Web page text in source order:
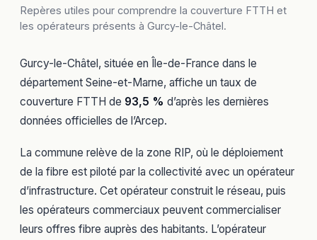
Repères utiles pour comprendre la couverture FTTH et
les opérateurs présents à Gurcy-le-Châtel.
Gurcy-le-Châtel, située en Île-de-France dans le
département Seine-et-Marne, affiche un taux de
couverture FTTH de 93,5 % d’après les dernières
données officielles de l’Arcep.
La commune relève de la zone RIP, où le déploiement
de la fibre est piloté par la collectivité avec un opérateur
d’infrastructure. Cet opérateur construit le réseau, puis
les opérateurs commerciaux peuvent commercialiser
leurs offres fibre auprès des habitants. L’opérateur